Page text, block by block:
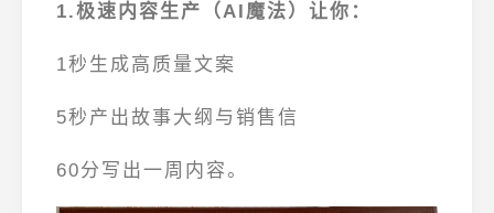
1.极速内容生产（AI魔法） 让你：
1秒 生成高质量文案
5秒 产出故事大纲与销售信
60分写出一周内容。